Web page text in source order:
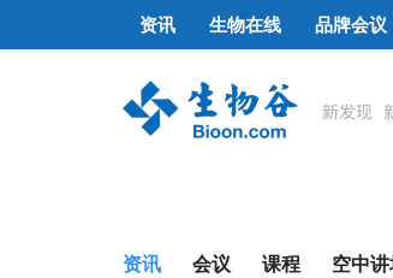
资讯 生物在线 品牌会议
资讯 会议 课程 空中